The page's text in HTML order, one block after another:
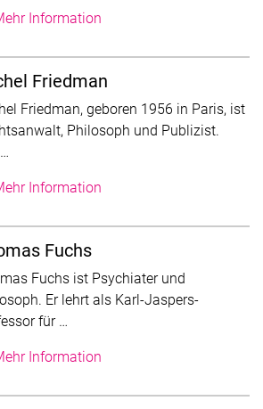
Information
Friedman
Friedman, geboren 1956 in Paris, ist
Philosoph und Publizist.
Information
Fuchs
Fuchs ist Psychiater und
Er lehrt als Karl-Jaspers-
für …
Information